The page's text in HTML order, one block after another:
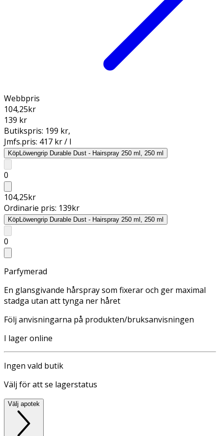
Webbpris
104,25kr
139 kr
Butikspris: 199 kr,
Jmfs.pris: 417 kr / l
KöpLöwengrip Durable Dust - Hairspray 250 ml, 250 ml
0
104,25kr
Ordinarie pris: 139kr
KöpLöwengrip Durable Dust - Hairspray 250 ml, 250 ml
0
Parfymerad
En glansgivande hårspray som fixerar och ger maximal
stadga utan att tynga ner håret
Följ anvisningarna på produkten/bruksanvisningen
I lager online
Ingen vald butik
Välj för att se lagerstatus
Välj apotek